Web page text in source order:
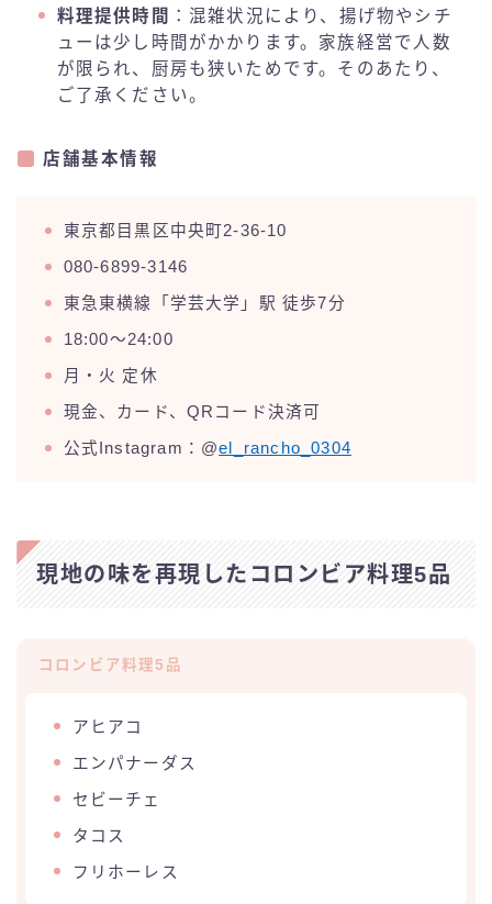
料理提供時間 ：混雑状況により、揚げ物やシチ
ューは少し時間がかかります。家族経営で人数
が限られ、厨房も狭いためです。そのあたり、
ご了承ください。
店舗基本情報
東京都目黒区中央町2-36-10
080-6899-3146
東急東横線「学芸大学」駅 徒歩7分
18:00〜24:00
月・火 定休
現金、カード、QRコード決済可
公式Instagram：@el_rancho_0304
現地の味を再現したコロンビア料理5品
コロンビア料理5品
アヒアコ
エンパナーダス
セビーチェ
タコス
フリホーレス